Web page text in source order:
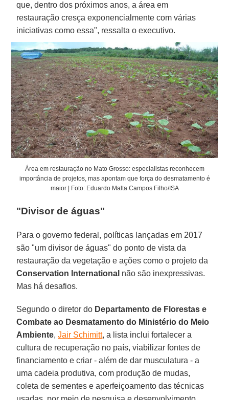
que, dentro dos próximos anos, a área em
restauração cresça exponencialmente com várias
iniciativas como essa", ressalta o executivo.
Área em restauração no Mato Grosso: especialistas reconhecem
importância de projetos, mas apontam que força do desmatamento é
maior | Foto: Eduardo Malta Campos Filho/ISA
"Divisor de águas"
Para o governo federal, políticas lançadas em 2017
são "um divisor de águas" do ponto de vista da
restauração da vegetação e ações como o projeto da
Conservation International não são inexpressivas.
Mas há desafios.
Segundo o diretor do Departamento de Florestas e
Combate ao Desmatamento do Ministério do Meio
Ambiente,Jair Schimitt, a lista inclui fortalecer a
cultura de recuperação no país, viabilizar fontes de
financiamento e criar - além de dar musculatura - a
uma cadeia produtiva, com produção de mudas,
coleta de sementes e aperfeiçoamento das técnicas